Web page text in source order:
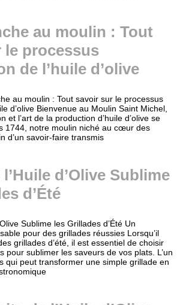
au moulin : Tout
le processus
de l’huile d’olive
au moulin : Tout savoir sur le processus
d’olive Bienvenue au Moulin Saint Michel,
et l’art de la production d’huile d’olive se
1744, notre moulin niché au cœur des
d’un savoir-faire transmis
d’Olive Sublime
d’Été
Sublime les Grillades d’Été Un
pour des grillades réussies Lorsqu’il
grillades d’été, il est essentiel de choisir
pour sublimer les saveurs de vos plats. L’un
qui peut transformer une simple grillade en